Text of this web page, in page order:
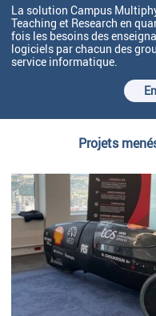
La solution Campus
Teaching et Research en
fois les besoins des
logiciels par chacun des
service informatique.
Projets